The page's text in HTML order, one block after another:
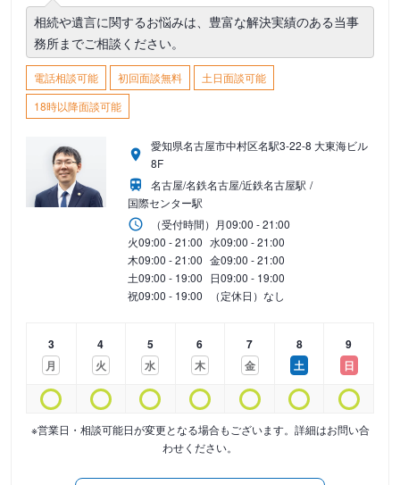
相続や遺言に関するお悩みは、豊富な解決実績のある当事
務所までご相談ください。
電話相談可能 初回面談無料
土日面談可能
18時以降面談可能
愛知県名古屋市中村区名駅3-22-8 大東海ビル
8F
名古屋/名鉄名古屋/近鉄名古屋駅
国際センター駅
（受付時間） 月09:00 - 21:00
火09:00 - 21:00 水09:00 - 21:00
木09:00 - 21:00 金09:00 - 21:00
土09:00 - 19:00 日09:00 - 19:00
祝09:00 - 19:00 （定休日）なし
3
月
4
火
5
水
6
木
7
金
8
土
9
日
※営業日・相談可能日が変更となる場合もございます。詳細はお問い合
わせください。